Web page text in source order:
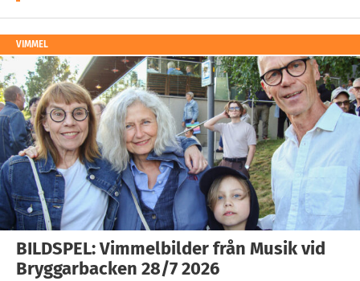
VIMMEL
BILDSPEL: Vimmelbilder från Musik vid
Bryggarbacken 28/7 2026